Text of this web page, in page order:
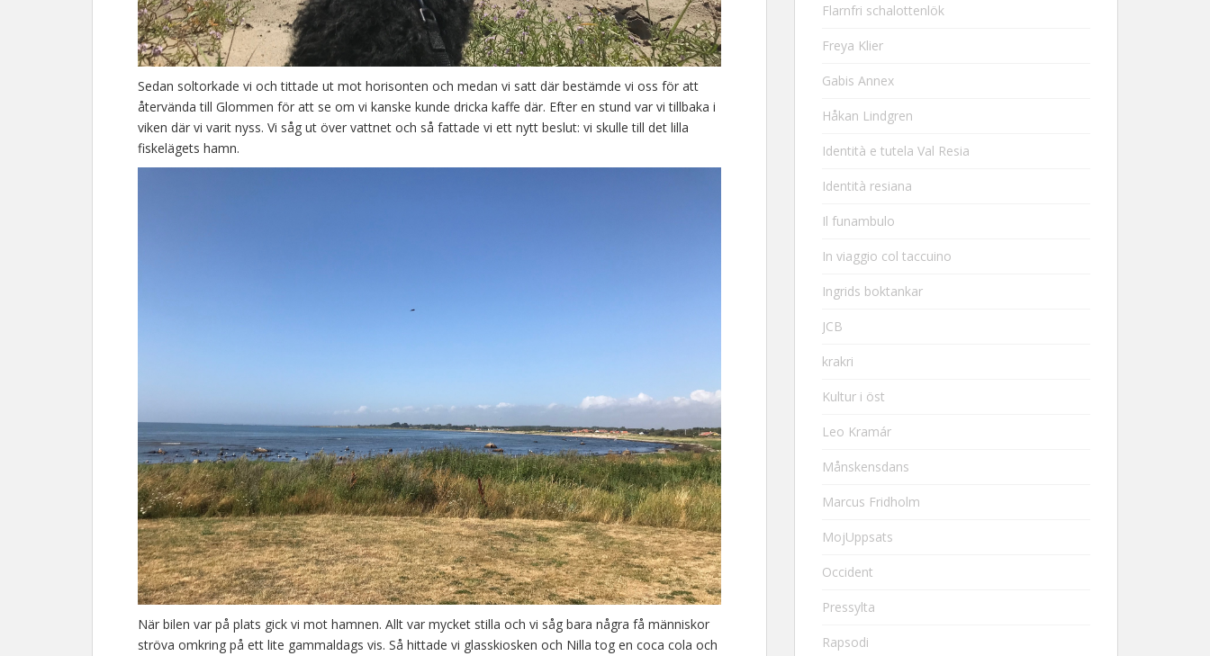
Sedan soltorkade vi och tittade ut mot horisonten och medan vi satt där bestämde vi oss för att
återvända till Glommen för att se om vi kanske kunde dricka kaffe där. Efter en stund var vi tillbaka i
viken där vi varit nyss. Vi såg ut över vattnet och så fattade vi ett nytt beslut: vi skulle till det lilla
fiskelägets hamn.
När bilen var på plats gick vi mot hamnen. Allt var mycket stilla och vi såg bara några få människor
ströva omkring på ett lite gammaldags vis. Så hittade vi glasskiosken och Nilla tog en coca cola och
Flarnfri schalottenlök
Freya Klier
Gabis Annex
Håkan Lindgren
Identità e tutela Val Resia
Identità resiana
Il funambulo
In viaggio col taccuino
Ingrids boktankar
JCB
krakri
Kultur i öst
Leo Kramár
Månskensdans
Marcus Fridholm
MojUppsats
Occident
Pressylta
Rapsodi